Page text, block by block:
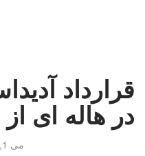
قرارداد
در هاله ای از
می 1, 2017 5:42 ب.ظ